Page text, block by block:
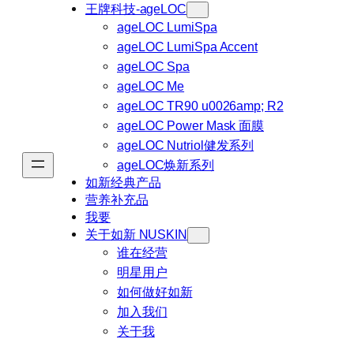
王牌科技-ageLOC
ageLOC LumiSpa
ageLOC LumiSpa Accent
ageLOC Spa
ageLOC Me
ageLOC TR90 u0026amp; R2
ageLOC Power Mask 面膜
ageLOC Nutriol健发系列
ageLOC焕新系列
如新经典产品
营养补充品
我要
关于如新 NUSKIN
谁在经营
明星用户
如何做好如新
加入我们
关于我